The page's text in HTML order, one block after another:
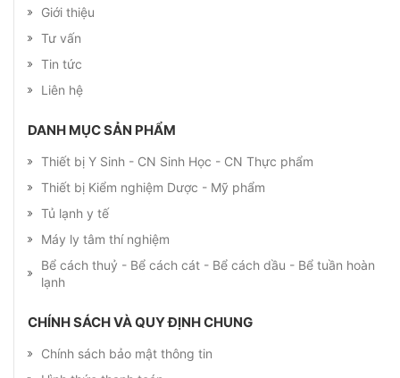
Giới thiệu
Tư vấn
Tin tức
Liên hệ
DANH MỤC SẢN PHẨM
Thiết bị Y Sinh - CN Sinh Học - CN Thực phẩm
Thiết bị Kiểm nghiệm Dược - Mỹ phẩm
Tủ lạnh y tế
Máy ly tâm thí nghiệm
Bể cách thuỷ - Bể cách cát - Bể cách dầu - Bể tuần hoàn
lạnh
CHÍNH SÁCH VÀ QUY ĐỊNH CHUNG
Chính sách bảo mật thông tin